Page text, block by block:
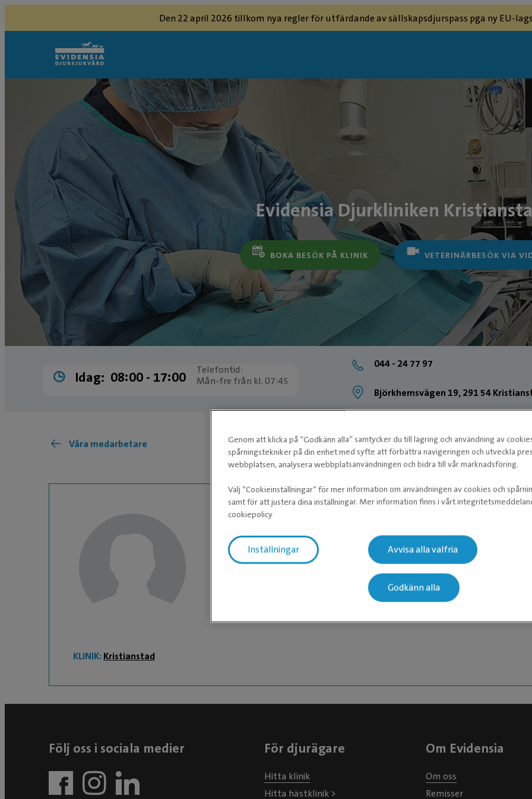
Den 22 april 2026 tillkom nya regler för utfärdande av sällskapsdjurspass pga ny EU-
Evidensia Djurkliniken
BOKA BESÖK PÅ KLINIK VETERINÄRBESÖK VIA
Idag: 08:00 ­- 17:00
Telefontid:
Mån-fre från kl. 07:45
044 - 24 77 97
Björkhemsvägen 19, 291 54
Våra medarbetare
Kim
KLINIK: Kristianstad
Följ oss i sociala medier För djurägare
Hitta klinik
Hitta hästklinik >
Om Evidensia
Om oss
Remisser
Genom att klicka på ”Godkänn alla” samtycker du till lagring och användning av
spårningstekniker på din enhet med syfte att förbättra navigeringen och utveckla
webbplatsen, analysera webbplatsanvändningen och bidra till vår marknadsföring.
Välj ”Cookieinställningar” för mer information om användningen av cookies och
samt för att justera dina inställningar. Mer information finns i vårt
cookiepolicy
Inställningar Avvisa alla valfria
Godkänn alla